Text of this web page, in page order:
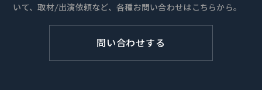
いて、取材/出演依頼など、各種お問い合わせはこちらから。
問い合わせする